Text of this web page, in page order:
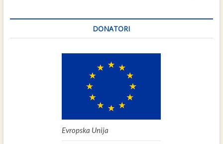
DONATORI
Evropska Unija